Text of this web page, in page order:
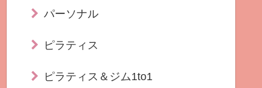
パーソナル
ピラティス
ピラティス＆ジム1to1